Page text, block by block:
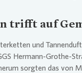
trifft auf
und
Hermann-Grothe-
sorgten das von